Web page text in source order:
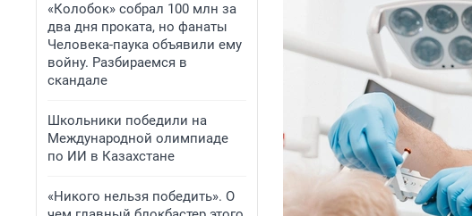
«Колобок» собрал 100 млн за
два дня проката, но фанаты
Человека-паука объявили ему
войну. Разбираемся в
скандале
Школьники победили на
Международной олимпиаде
по ИИ в Казахстане
«Никого нельзя победить». О